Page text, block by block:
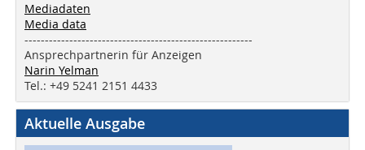
Mediadaten
Media data
--------------------------------------------------------
Ansprechpartnerin für Anzeigen
Narin Yelman
Tel.: +49 5241 2151 4433
Aktuelle Ausgabe